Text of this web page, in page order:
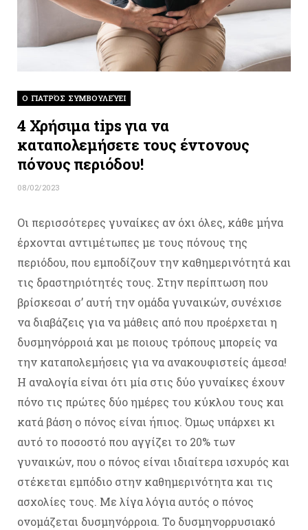
O ΓΙΑΤΡΌΣ ΣΥΜΒΟΥΛΕΎΕΙ
4 Χρήσιμα tips για να
καταπολεμήσετε τους έντονους
πόνους περιόδου!
08/02/2023
Οι περισσότερες γυναίκες αν όχι όλες, κάθε μήνα
έρχονται αντιμέτωπες με τους πόνους της
περιόδου, που εμποδίζουν την καθημερινότητά και
τις δραστηριότητές τους. Στην περίπτωση που
βρίσκεσαι σ’ αυτή την ομάδα γυναικών, συνέχισε
να διαβάζεις για να μάθεις από που προέρχεται η
δυσμηνόρροιά και με ποιους τρόπους μπορείς να
την καταπολεμήσεις για να ανακουφιστείς άμεσα!
Η αναλογία είναι ότι μία στις δύο γυναίκες έχουν
πόνο τις πρώτες δύο ημέρες του κύκλου τους και
κατά βάση ο πόνος είναι ήπιος. Όμως υπάρχει κι
αυτό το ποσοστό που αγγίζει το 20% των
γυναικών, που ο πόνος είναι ιδιαίτερα ισχυρός και
στέκεται εμπόδιο στην καθημερινότητα και τις
ασχολίες τους. Με λίγα λόγια αυτός ο πόνος
ονομάζεται δυσμηνόρροια. Το δυσμηνορρυσιακό